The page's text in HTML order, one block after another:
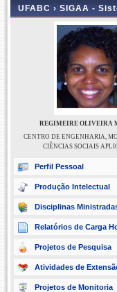
UFABC › SIGAA -
REGIMEIRE OLIVEIRA
CENTRO DE ENGENHARIA,
CIÊNCIAS SOCIAIS
Perfil Pessoal
Produção Intelectual
Disciplinas
Relatórios de Carga
Projetos de Pesquisa
Atividades de
Projetos de Monitoria